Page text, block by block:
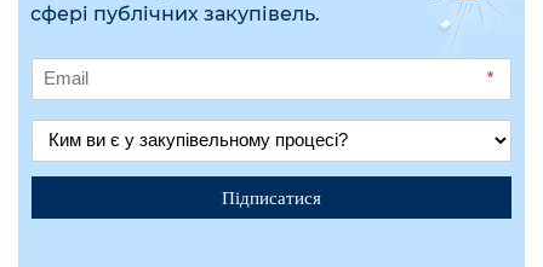
сфері публічних закупівель.
*
Підписатися